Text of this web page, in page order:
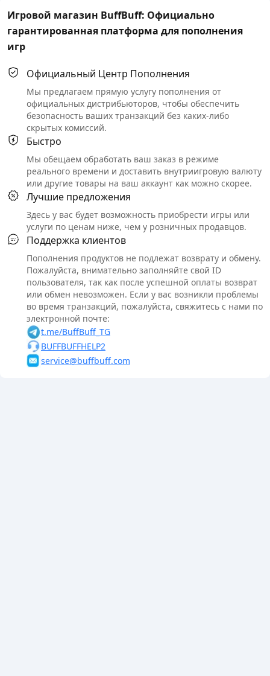
Игровой магазин BuffBuff: Официально
гарантированная платформа для пополнения
игр
Официальный Центр Пополнения
Мы предлагаем прямую услугу пополнения от
официальных дистрибьюторов, чтобы обеспечить
безопасность ваших транзакций без каких-либо
скрытых комиссий.
Быстро
Мы обещаем обработать ваш заказ в режиме
реального времени и доставить внутриигровую валюту
или другие товары на ваш аккаунт как можно скорее.
Лучшие предложения
Здесь у вас будет возможность приобрести игры или
услуги по ценам ниже, чем у розничных продавцов.
Поддержка клиентов
Пополнения продуктов не подлежат возврату и обмену.
Пожалуйста, внимательно заполняйте свой ID
пользователя, так как после успешной оплаты возврат
или обмен невозможен. Если у вас возникли проблемы
во время транзакций, пожалуйста, свяжитесь с нами по
электронной почте:
t.me/BuffBuff_TG
BUFFBUFFHELP2
service@buffbuff.com